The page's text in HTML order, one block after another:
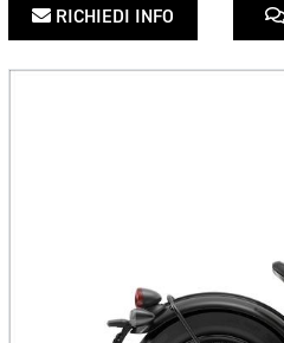
RICHIEDI INFO